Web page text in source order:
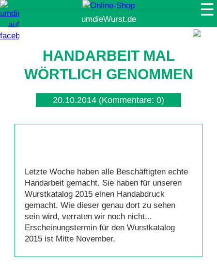
HANDARBEIT MAL
WÖRTLICH GENOMMEN
20.10.2014 (Kommentare: 0)
Letzte Woche haben alle Beschäftigten echte
Handarbeit gemacht. Sie haben für unseren
Wurstkatalog 2015 einen Handabdruck
gemacht. Wie dieser genau dort zu sehen
sein wird, verraten wir noch nicht...
Erscheinungstermin für den Wurstkatalog
2015 ist Mitte November.
☰